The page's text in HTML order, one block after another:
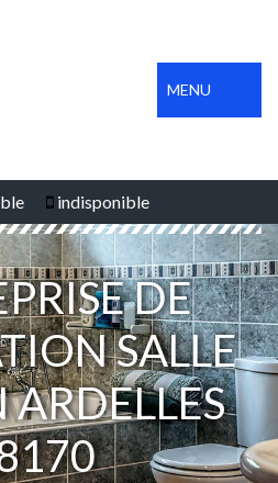
MENU
indisponible
DE
SALLE
ARDELLES